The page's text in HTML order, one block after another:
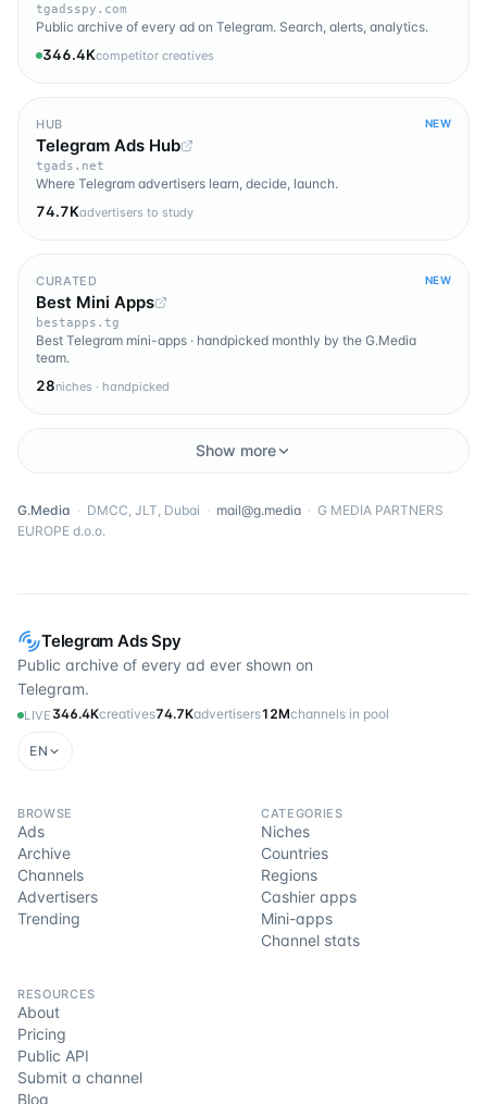
Telegram Ads Spy
Public archive of every ad ever shown on
Telegram.
LIVE 346.4Kcreatives74.7Kadvertisers12Mchannels in pool
EN
BROWSE
Ads
Archive
Channels
Advertisers
Trending
CATEGORIES
Niches
Countries
Regions
Cashier apps
Mini-apps
Channel stats
RESOURCES
About
Pricing
Public API
Submit a channel
Blog
tgadsspy.com
Public archive of every ad on Telegram. Search, alerts, analytics.
346.4Kcompetitor creatives
HUB NEW
Telegram Ads Hub
tgads.net
Where Telegram advertisers learn, decide, launch.
74.7Kadvertisers to study
CURATED NEW
Best Mini Apps
bestapps.tg
Best Telegram mini-apps · handpicked monthly by the G.Media
team.
28niches · handpicked
Show more
G.Media · DMCC, JLT, Dubai · mail@g.media · G MEDIA PARTNERS
EUROPE d.o.o.